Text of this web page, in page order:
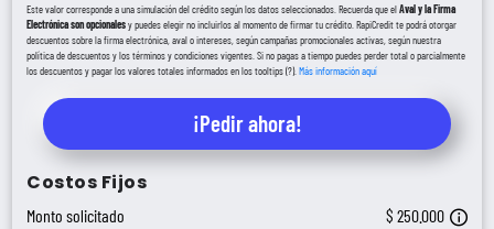
Este valor corresponde a una simulación del crédito según los datos seleccionados. Recuerda que elAval y la Firma
Electrónica son opcionalesy puedes elegir no incluirlos al momento de firmar tu crédito. RapiCredit te podrá otorgar
descuentos sobre la firma electrónica, aval o intereses, según campañas promocionales activas, según nuestra
política de descuentos y los términos y condiciones vigentes. Si no pagas a tiempo puedes perder total o parcialmente
los descuentos y pagar los valores totales informados en los tooltips (?).Más información aquí
¡Pedir ahora!
Costos Fijos
Monto solicitado $ 250.000
Si